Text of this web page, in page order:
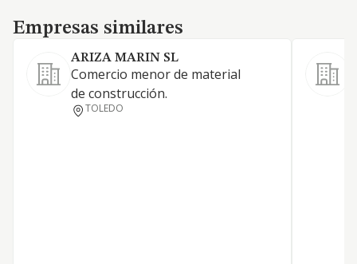
Empresas similares
Empresas similares
ARIZA MARIN SL
Comercio menor de material
de construcción.
TOLEDO